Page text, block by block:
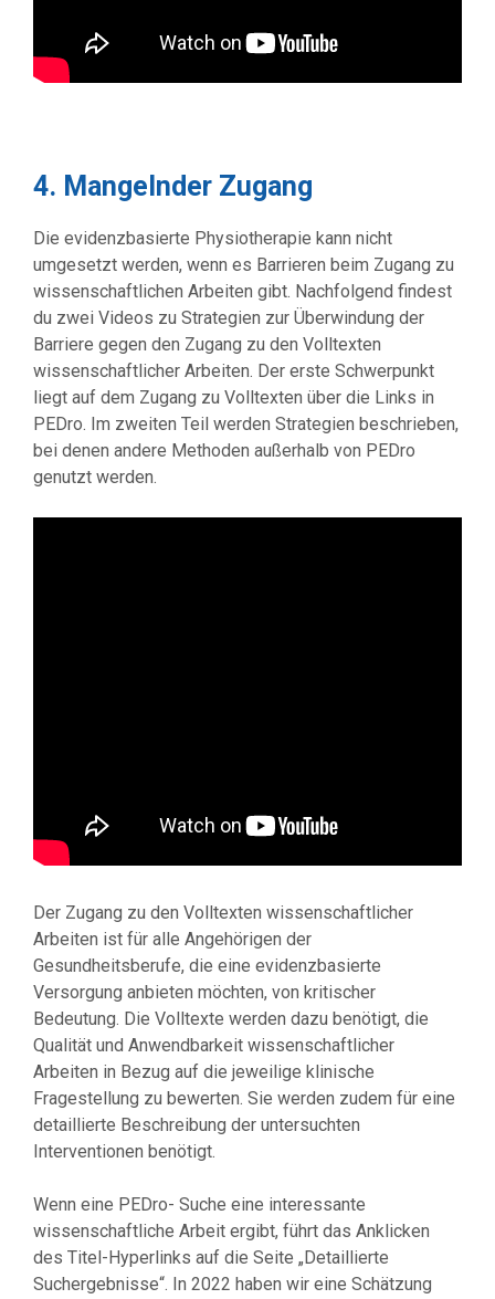
4. Mangelnder Zugang
Die evidenzbasierte Physiotherapie kann nicht
umgesetzt werden, wenn es Barrieren beim Zugang zu
wissenschaftlichen Arbeiten gibt. Nachfolgend findest
du zwei Videos zu Strategien zur Überwindung der
Barriere gegen den Zugang zu den Volltexten
wissenschaftlicher Arbeiten. Der erste Schwerpunkt
liegt auf dem Zugang zu Volltexten über die Links in
PEDro. Im zweiten Teil werden Strategien beschrieben,
bei denen andere Methoden außerhalb von PEDro
genutzt werden.
Der Zugang zu den Volltexten wissenschaftlicher
Arbeiten ist für alle Angehörigen der
Gesundheitsberufe, die eine evidenzbasierte
Versorgung anbieten möchten, von kritischer
Bedeutung. Die Volltexte werden dazu benötigt, die
Qualität und Anwendbarkeit wissenschaftlicher
Arbeiten in Bezug auf die jeweilige klinische
Fragestellung zu bewerten. Sie werden zudem für eine
detaillierte Beschreibung der untersuchten
Interventionen benötigt.
Wenn eine PEDro- Suche eine interessante
wissenschaftliche Arbeit ergibt, führt das Anklicken
des Titel-Hyperlinks auf die Seite „Detaillierte
Suchergebnisse“. In 2022 haben wir eine Schätzung